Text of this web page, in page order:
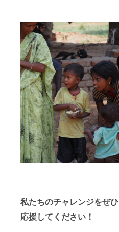
私たちのチャレンジをぜひ
応援してください！